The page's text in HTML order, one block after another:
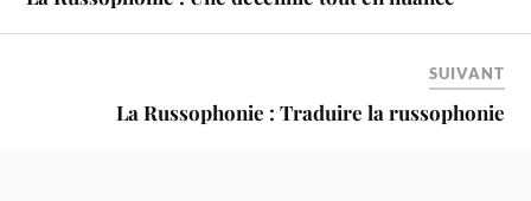
SUIVANT
La Russophonie : Traduire la russophonie